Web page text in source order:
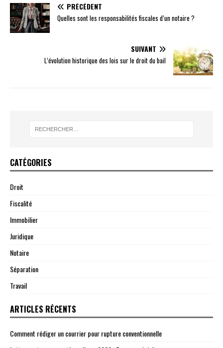
PRÉCÉDENT
Quelles sont les responsabilités fiscales d’un notaire ?
SUIVANT
L’évolution historique des lois sur le droit du bail
CATÉGORIES
Droit
Fiscalité
Immobilier
Juridique
Notaire
Séparation
Travail
ARTICLES RÉCENTS
Comment rédiger un courrier pour rupture conventionnelle